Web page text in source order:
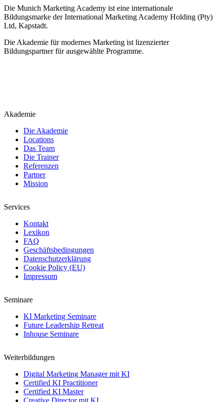
Die Munich Marketing Academy ist eine internationale
Bildungsmarke der International Marketing Academy Holding (Pty)
Ltd, Kapstadt.
Die Akademie für modernes Marketing ist lizenzierter
Bildungspartner für ausgewählte Programme.
Akademie
Die Akademie
Locations
Das Team
Die Trainer
Referenzen
Partner
Mission
Services
Kontakt
Lexikon
FAQ
Geschäftsbedingungen
Datenschutzerklärung
Cookie Policy (EU)
Impressum
Seminare
KI Marketing Seminare
Future Leadership Retreat
Inhouse Seminare
Weiterbildungen
Digital Marketing Manager mit KI
Certified KI Practitioner
Certified KI Master
Creative Director mit KI